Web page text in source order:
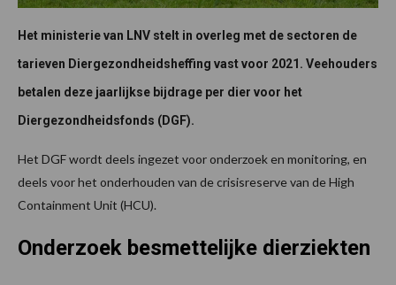
Het ministerie van LNV stelt in overleg met de sectoren de
tarieven Diergezondheidsheffing vast voor 2021. Veehouders
betalen deze jaarlijkse bijdrage per dier voor het
Diergezondheidsfonds (DGF).
Het DGF wordt deels ingezet voor onderzoek en monitoring, en
deels voor het onderhouden van de crisisreserve van de High
Containment Unit (HCU).
Onderzoek besmettelijke dierziekten